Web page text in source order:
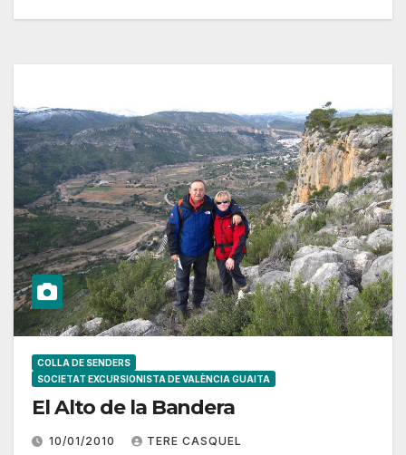
COLLA DE SENDERS
SOCIETAT EXCURSIONISTA DE VALÈNCIA GUAITA
El Alto de la Bandera
10/01/2010 TERE CASQUEL